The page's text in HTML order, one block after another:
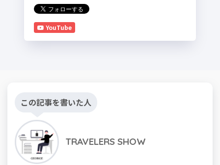
YouTube
この記事を書いた人
TRAVELERS SHOW